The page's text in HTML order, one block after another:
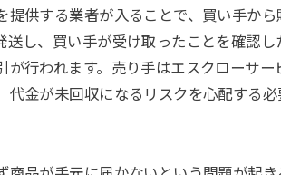
供する業者が入ることで、買い手か
し、買い手が受け取ったことを確認し
行われます。売り手はエスクローサー
金が未回収になるリスクを心配する